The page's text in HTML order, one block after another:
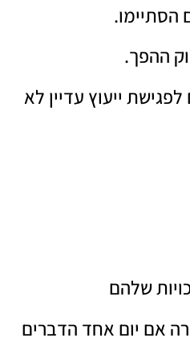
הסתיימו.
ההפך.
ייעוץ עדיין לא
שלהם
אם יום אחד הדברים